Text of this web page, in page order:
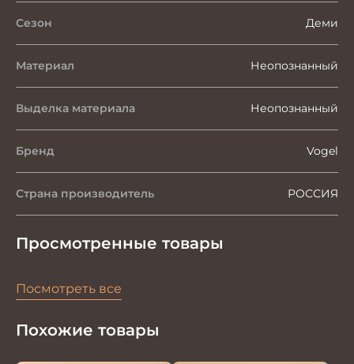
Сезон Деми
Материал Неопознанный
Выделка материала Неопознанный
Бренд Vogel
Страна производитель РОССИЯ
Просмотренные товары
Посмотреть все
Похожие товары